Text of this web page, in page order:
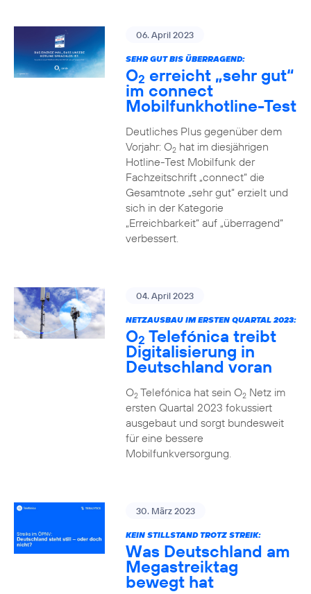
06. April 2023
SEHR GUT BIS ÜBERRAGEND:
O2 erreicht „sehr gut“
im connect
Mobilfunkhotline-Test
Deutliches Plus gegenüber dem
Vorjahr: O2hat im diesjährigen
Hotline-Test Mobilfunk der
Fachzeitschrift „connect“ die
Gesamtnote „sehr gut“ erzielt und
sich in der Kategorie
„Erreichbarkeit“ auf „überragend“
verbessert.
04. April 2023
NETZAUSBAU IM ERSTEN QUARTAL 2023:
O2 Telefónica treibt
Digitalisierung in
Deutschland voran
O2Telefónica hat sein O2Netz im
ersten Quartal 2023 fokussiert
ausgebaut und sorgt bundesweit
für eine bessere
Mobilfunkversorgung.
30. März 2023
KEIN STILLSTAND TROTZ STREIK:
Was Deutschland am
Megastreiktag
bewegt hat